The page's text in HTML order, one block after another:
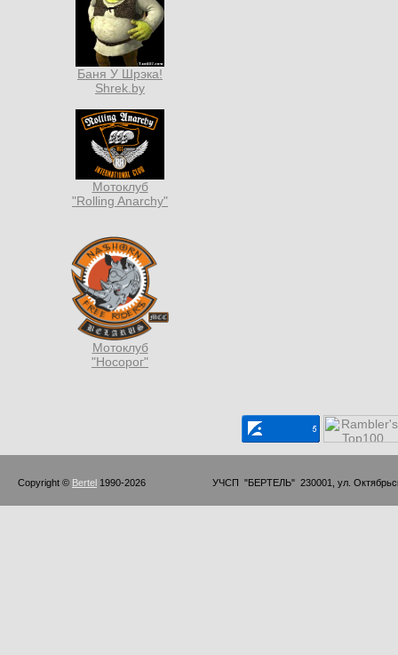
Баня У Шрэка!
Shrek.by
Мотоклуб
"Rolling Anarchy"
Мотоклуб
"Носорог"
Copyright © Bertel 1990-2026                         УЧСП  "БЕРТЕЛЬ"  230001, ул.